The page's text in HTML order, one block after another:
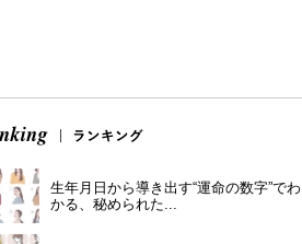
生年月日から導き出す“運命の数字”でわ
かる、秘められた...